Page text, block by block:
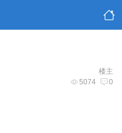
楼主
5074 0